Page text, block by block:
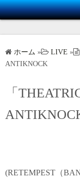
コ
ン
ツ
ホーム » LIVE »
ANTIKNOCK
「
(RETEMPEST（